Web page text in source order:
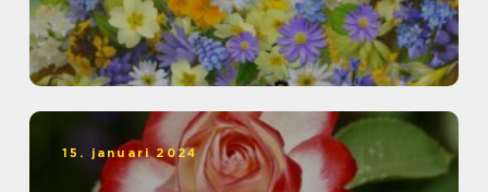
15. januari 2024